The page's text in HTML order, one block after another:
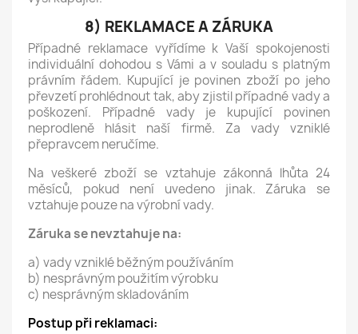
8) REKLAMACE A ZÁRUKA
Případné reklamace vyřídíme k Vaší spokojenosti
individuální dohodou s Vámi a v souladu s platným
právním řádem. Kupující je povinen zboží po jeho
převzetí prohlédnout tak, aby zjistil případné vady a
poškození. Případné vady je kupující povinen
neprodleně hlásit naší firmě. Za vady vzniklé
přepravcem neručíme.
Na veškeré zboží se vztahuje zákonná lhůta 24
měsíců, pokud není uvedeno jinak. Záruka se
vztahuje pouze na výrobní vady.
Záruka se nevztahuje na:
a) vady vzniklé běžným používáním
b) nesprávným použitím výrobku
c) nesprávným skladováním
Postup při reklamaci: